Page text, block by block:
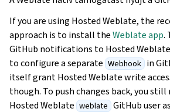
If you are using Hosted Weblate, the
approach is to install theWeblate app.
GitHub notifications to Hosted
to configure a separate Webhook in
itself grant Hosted Weblate write
though. To push changes back, you still
Hosted Weblate weblate GitHub user